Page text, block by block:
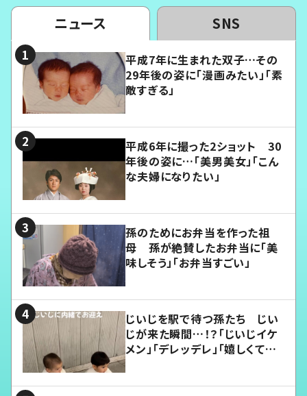
ニュース SNS
平成7年に生まれた双子…その
29年後の姿に「漫画みたい」「素
敵すぎる」
平成6年に撮った2ショット 30
年後の姿に…「美男美女」「こん
な夫婦になりたい」
孫のためにお弁当を作った祖
母 孫が絶賛したお弁当に「美
味しそう」「お弁当すごい」
じいじを駅で待つ孫たち じい
じが来た瞬間…！？「じいじイケ
メン」「デレッデレ」「嬉しくて可